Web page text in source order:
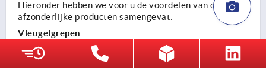
Hieronder hebben we voor u de voordelen van de
afzonderlijke producten samengevat:
Vleugelgrepen
Maken het eenvoudig en snel grijpen mogelijk